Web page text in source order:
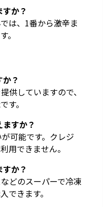
か？
は、1番から激辛ま
。
？
供していますので、
す。
すか？
可能です。クレジ
用できません。
か？
どのスーパーで冷凍
できます。